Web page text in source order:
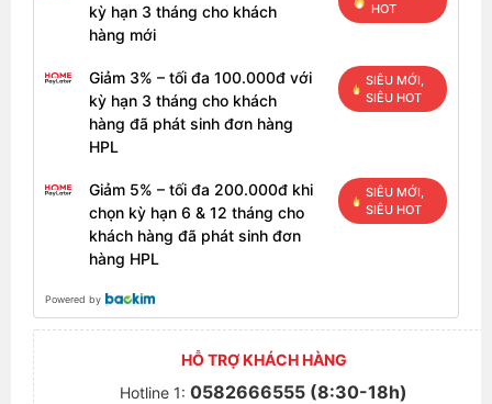
kỳ hạn 3 tháng cho khách
hàng mới
HOT
Giảm 3% – tối đa 100.000đ với
kỳ hạn 3 tháng cho khách
hàng đã phát sinh đơn hàng
HPL
SIÊU MỚI,
SIÊU HOT
Giảm 5% – tối đa 200.000đ khi
chọn kỳ hạn 6 & 12 tháng cho
khách hàng đã phát sinh đơn
hàng HPL
SIÊU MỚI,
SIÊU HOT
Powered by
HỖ TRỢ KHÁCH HÀNG
Hotline 1: 0582666555 (8:30-18h)